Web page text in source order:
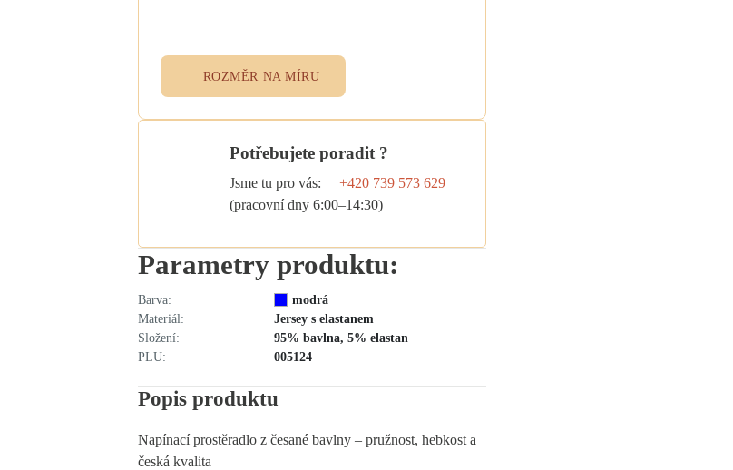
ROZMĚR NA MÍRU
Potřebujete poradit ?
Jsme tu pro vás:
+420 739 573 629
(pracovní dny 6:00–14:30)
Parametry produktu:
Barva:
modrá
Materiál:
Jersey s elastanem
Složení:
95% bavlna, 5% elastan
PLU:
005124
Popis produktu
Napínací prostěradlo z česané bavlny – pružnost, hebkost a
česká kvalita